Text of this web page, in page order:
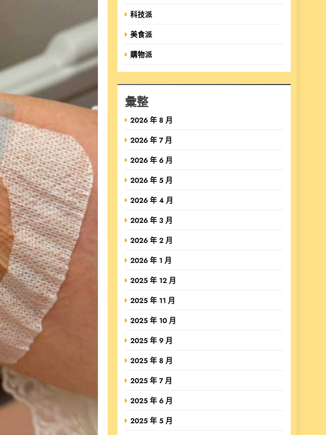
科技派
美食派
購物派
彙整
2026 年 8 月
2026 年 7 月
2026 年 6 月
2026 年 5 月
2026 年 4 月
2026 年 3 月
2026 年 2 月
2026 年 1 月
2025 年 12 月
2025 年 11 月
2025 年 10 月
2025 年 9 月
2025 年 8 月
2025 年 7 月
2025 年 6 月
2025 年 5 月